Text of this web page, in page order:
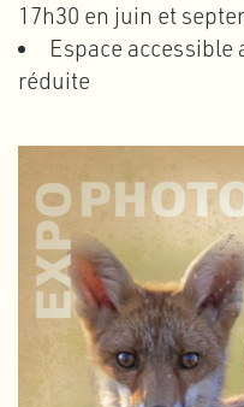
17h30 en juin et
Espace
réduite